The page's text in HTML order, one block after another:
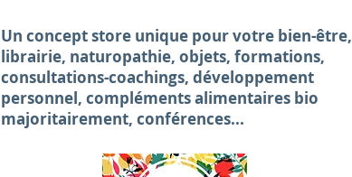
Un concept store unique pour votre bien-être,
librairie, naturopathie, objets, formations,
consultations-coachings, développement
personnel, compléments alimentaires bio
majoritairement, conférences...